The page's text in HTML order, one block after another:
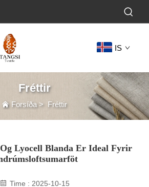
IS
Fréttir
Forsíða> Fréttir
Lyocell Blanda Er Ideal Fyrir
Time : 2025-10-15